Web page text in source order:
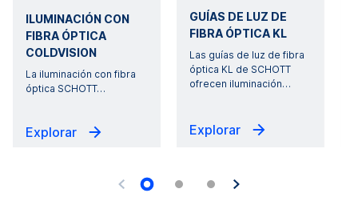
ILUMINACIÓN CON
FIBRA ÓPTICA
COLDVISION
La iluminación con fibra
óptica SCHOTT…
Explorar
GUÍAS DE LUZ DE
FIBRA ÓPTICA KL
Las guías de luz de fibra
óptica KL de SCHOTT
ofrecen iluminación…
Explorar